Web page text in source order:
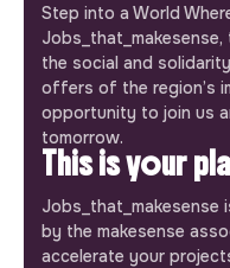
Step into a World
the social and
offers of the region’s
opportunity to join us
tomorrow.
This is your
by the makesense
accelerate your